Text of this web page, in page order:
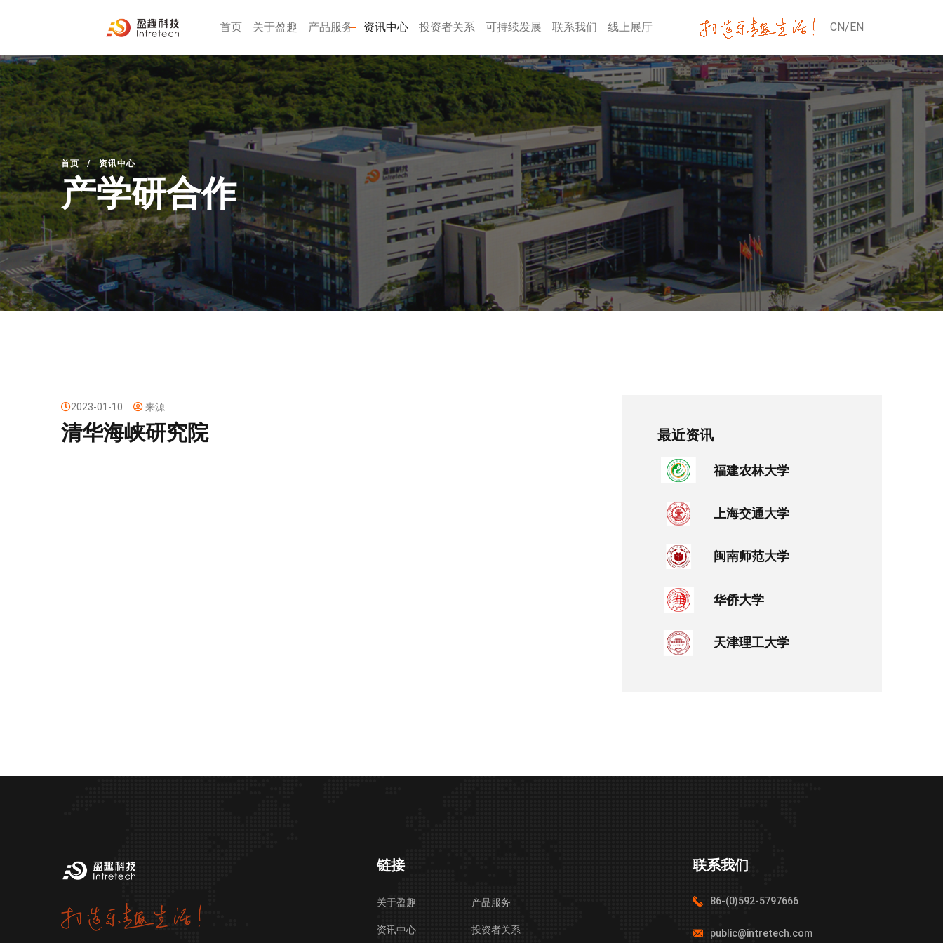
首页 关于盈趣 产品服务 资讯中心 投资者关系 可持续发展 联系我们 线上展厅 CN/EN
首页 / 资讯中心
产学研合作
2023-01-10 来源
清华海峡研究院 最近资讯
福建农林大学
上海交通大学
闽南师范大学
华侨大学
天津理工大学
链接
关于盈趣 产品服务
资讯中心 投资者关系
联系我们
86-(0)592-5797666
public@intretech.com